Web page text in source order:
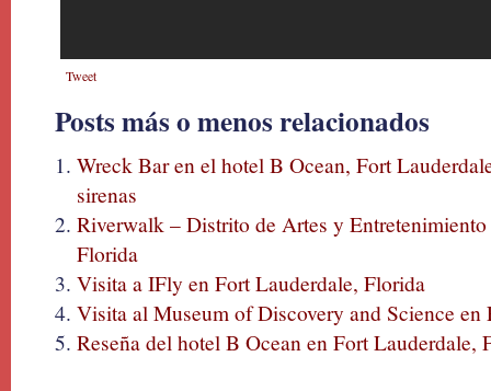
Tweet
Posts más o menos relacionados
Wreck Bar en el hotel B Ocean, Fort
sirenas
Riverwalk – Distrito de Artes y
Florida
Visita a IFly en Fort Lauderdale, Florida
Visita al Museum of Discovery and Science
Reseña del hotel B Ocean en Fort Lauderdale,